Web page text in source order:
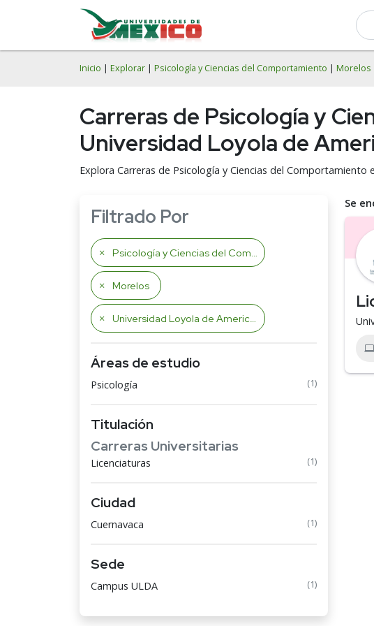
Inicio | Explorar | Psicología y Ciencias del Comportamiento | Morelos
Carreras de Psicología y
Universidad Loyola de
Explora Carreras de Psicología y Ciencias del
Filtrado Por
Psicología y Ciencias del Comportamiento
Morelos
Universidad Loyola de America
Áreas de estudio
Psicología (1)
Titulación
Carreras Universitarias
Licenciaturas (1)
Ciudad
Cuernavaca (1)
Sede
Campus ULDA (1)
Se